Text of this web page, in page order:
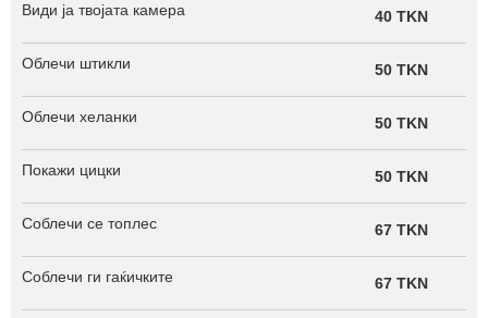
Види ја твојата камера 40 TKN
Облечи штикли 50 TKN
Облечи хеланки 50 TKN
Покажи цицки 50 TKN
Соблечи се топлес 67 TKN
Соблечи ги гаќичките 67 TKN